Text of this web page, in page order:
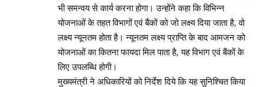
भी समन्वय से कार्य करना होगा। उन्होंने कहा कि विभिन्न
योजनाओं के तहत विभागों एवं बैंकों को जो लक्ष्य दिया जाता है, वो
लक्ष्य न्यूनतम होता है। न्यूनतम लक्ष्य प्राप्ति के बाद आमजन को
योजनाओं का कितना फायदा मिल पाता है, यह विभाग एवं बैंकों के
लिए उपलब्धि होगी।
मुख्यमंत्री ने अधिकारियों को निर्देश दिये कि यह सुनिश्चित किया